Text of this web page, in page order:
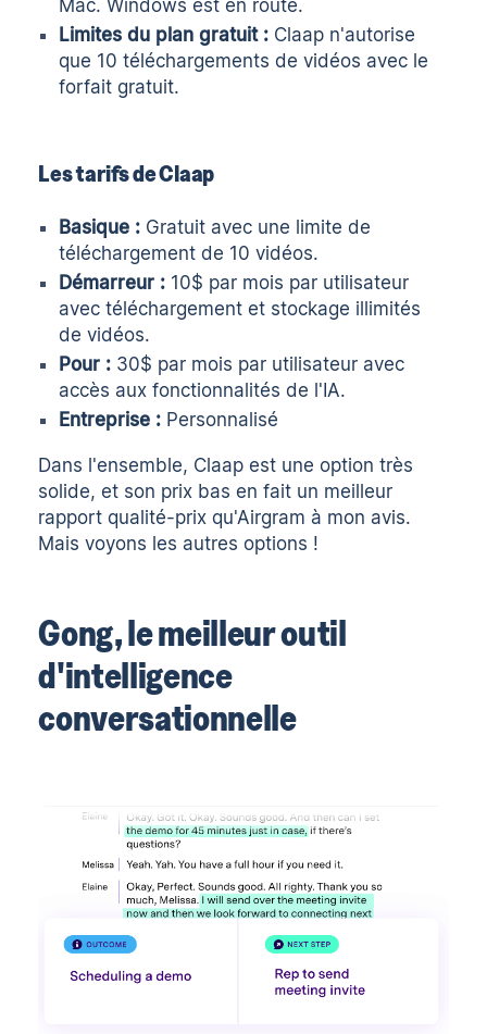
Mac. Windows est en route.
Limites du plan gratuit : Claap n'autorise
que 10 téléchargements de vidéos avec le
forfait gratuit.
Les tarifs de Claap
Basique : Gratuit avec une limite de
téléchargement de 10 vidéos.
Démarreur : 10$ par mois par utilisateur
avec téléchargement et stockage illimités
de vidéos.
Pour : 30$ par mois par utilisateur avec
accès aux fonctionnalités de l'IA.
Entreprise : Personnalisé
Dans l'ensemble, Claap est une option très
solide, et son prix bas en fait un meilleur
rapport qualité-prix qu'Airgram à mon avis.
Mais voyons les autres options !
Gong, le meilleur outil
d'intelligence
conversationnelle